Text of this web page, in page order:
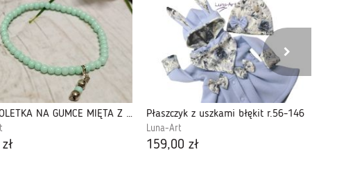
BRANSOLETKA NA GUMCE MIĘTA Z ZAWIESZKĄ. Wyprzedaż Płaszczyk z uszkami błękit r.56-146
Luna-Art
159,00 zł